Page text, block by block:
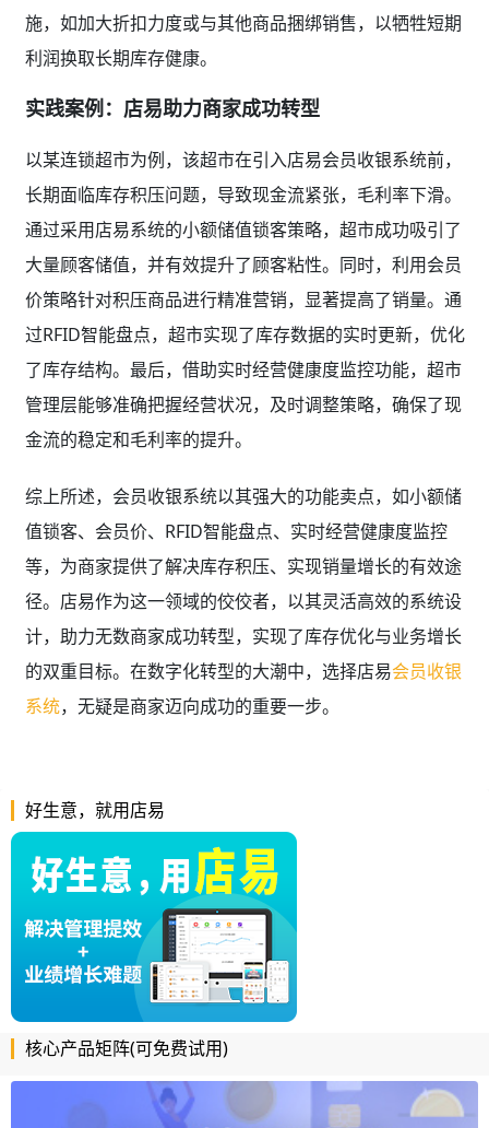
施，如加大折扣力度或与其他商品捆绑销售，以牺牲短期
利润换取长期库存健康。
实践案例：店易助力商家成功转型
以某连锁超市为例，该超市在引入店易会员收银系统前，
长期面临库存积压问题，导致现金流紧张，毛利率下滑。
通过采用店易系统的小额储值锁客策略，超市成功吸引了
大量顾客储值，并有效提升了顾客粘性。同时，利用会员
价策略针对积压商品进行精准营销，显著提高了销量。通
过RFID智能盘点，超市实现了库存数据的实时更新，优化
了库存结构。最后，借助实时经营健康度监控功能，超市
管理层能够准确把握经营状况，及时调整策略，确保了现
金流的稳定和毛利率的提升。
综上所述，会员收银系统以其强大的功能卖点，如小额储
值锁客、会员价、RFID智能盘点、实时经营健康度监控
等，为商家提供了解决库存积压、实现销量增长的有效途
径。店易作为这一领域的佼佼者，以其灵活高效的系统设
计，助力无数商家成功转型，实现了库存优化与业务增长
的双重目标。在数字化转型的大潮中，选择店易会员收银
系统，无疑是商家迈向成功的重要一步。
好生意，就用店易
核心产品矩阵(可免费试用)